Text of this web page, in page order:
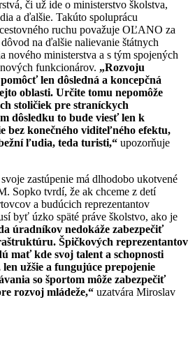
či už ide o ministerstvo školstva,
a ďalšie. Takúto spoluprácu
ruchu považuje OĽANO za
na ďalšie nalievanie štátnych
nového ministerstva a s tým spojených
funkcionárov. „Rozvoju
len dôsledná a koncepčná
oblasti. Určite tomu nepomôže
stoličiek pre straníckych
dôsledku to bude viesť len k
bez konečného viditeľného efektu,
ľudia, teda turisti,“ upozorňuje
zastúpenie má dlhodobo ukotvené
Sopko tvrdí, že ak chceme z detí
a budúcich reprezentantov
byť úzko späté práve školstvo, ako je
úradníkov nedokáže zabezpečiť
Špičkových reprezentantov
mať kde svoj talent a schopnosti
užšie a fungujúce prepojenie
so športom môže zabezpečiť
rozvoj mládeže,“ uzatvára Miroslav